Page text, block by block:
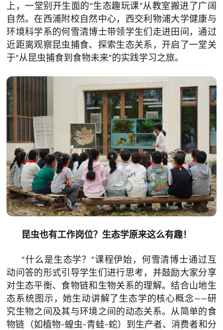
上，一堂别开生面的“生态趣玩课”从教室搬进了广阔
自然。在西浦附校自然中心，西交利物浦大学健康与
环境科学系的何雪清博士带领学生们走进田间，通过
近距离观察昆虫捕食、探索生态关系，开启了一堂关
于“从昆虫捕食到食物未来”的实践学习之旅。
昆虫也有工作岗位？生态学原来这么有趣！
“什么是生态学？”课程伊始，何雪清博士通过互
动问答的形式引导学生们进行思考，并鼓励大家分享
对生态平衡、食物链和生物关系的理解。结合山地生
态系统图示，她生动讲解了生态学的核心概念——研
究生物之间及其与环境之间的动态关系。从简单的食
物链（如植物-蝗虫-青蛙-蛇）到生产者、消费者和分